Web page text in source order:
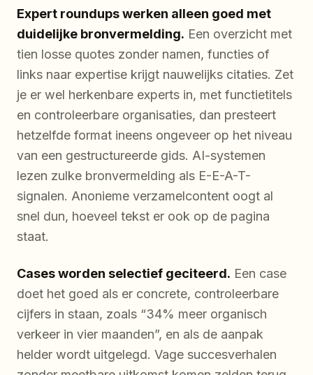
Expert roundups werken alleen goed met
duidelijke bronvermelding. Een overzicht met
tien losse quotes zonder namen, functies of
links naar expertise krijgt nauwelijks citaties. Zet
je er wel herkenbare experts in, met functietitels
en controleerbare organisaties, dan presteert
hetzelfde format ineens ongeveer op het niveau
van een gestructureerde gids. AI-systemen
lezen zulke bronvermelding als E-E-A-T-
signalen. Anonieme verzamelcontent oogt al
snel dun, hoeveel tekst er ook op de pagina
staat.
Cases worden selectief geciteerd. Een case
doet het goed als er concrete, controleerbare
cijfers in staan, zoals “34% meer organisch
verkeer in vier maanden”, en als de aanpak
helder wordt uitgelegd. Vage succesverhalen